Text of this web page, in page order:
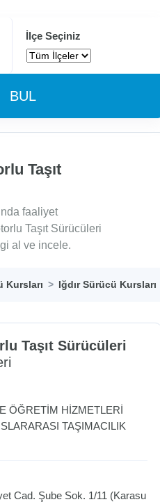
İlçe Seçiniz
BUL
Taşıt
faaliyet
Taşıt Sürücüleri
al ve incele.
Kursları Iğdır Sürücü Kursları
Taşıt Sürücüleri
ÖĞRETİM HİZMETLERİ
TAŞIMACILIK
Cad. Şube Sok. 1/11 (Karasu